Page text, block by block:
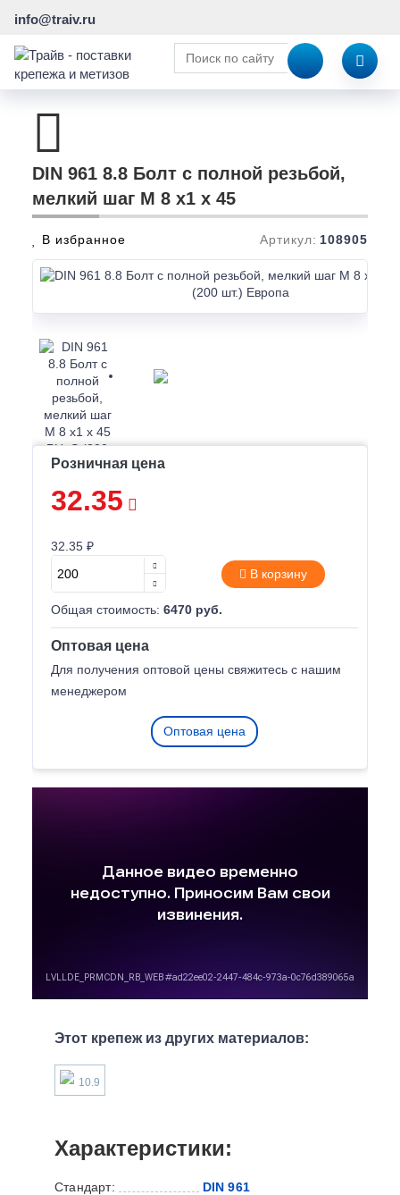
info@traiv.ru
DIN 961 8.8 Болт с полной резьбой,
мелкий шаг M 8 x1 x 45
В избранное Артикул: 108905
Розничная цена
32.35
32.35 ₽
В корзину
Общая стоимость: 6470 руб.
Оптовая цена
Для получения оптовой цены свяжитесь с нашим
менеджером
Оптовая цена
Этот крепеж из других материалов:
10.9
Характеристики:
Стандарт: DIN 961